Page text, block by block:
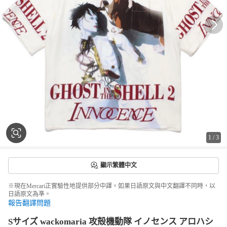
1 /3
顯示繁體中文
※現在Mercari正實驗性地提供部分中譯。如果日語原文與中文翻譯不同時，以
日語原文為準。
報告翻譯問題
Sサイズ wackomaria 攻殻機動隊 イノセンス アロハシ